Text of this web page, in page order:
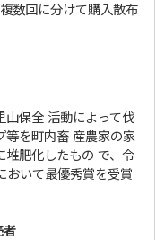
数回に分けて購入散布
保全 活動によって伐
等を町内畜 産農家の家
堆肥化したもの で、令
おいて最優秀賞を受賞
者